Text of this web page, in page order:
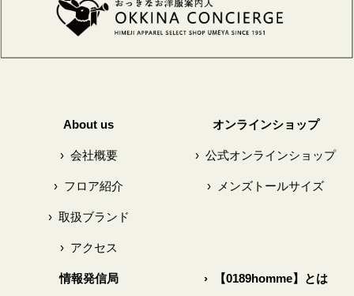
About us
›会社概要
› フロア紹介
›取扱ブランド
›アクセス
オンラインショップ
› 公式オンラインショップ
› メンズトールサイズ
情報発信局 ›【0189homme】とは